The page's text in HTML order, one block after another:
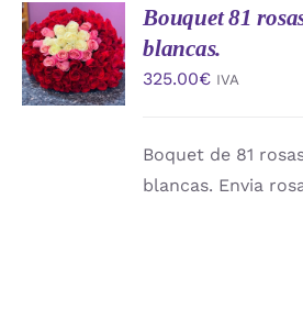
AÑADIR
AL
CARRITO
/
DETALLES
Bouquet 81
blancas.
325.00€ IVA
Boquet de 81
blancas. Envia